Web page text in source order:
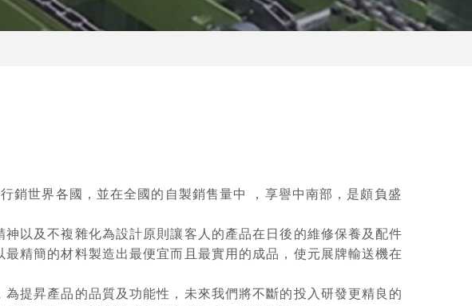
銷世界各國，並在全國的自製銷售量中 ，享譽中南部，是頗負盛
以及不複雜化為設計原則讓客人的產品在日後的維修保養及配件
精簡的材料製造出最便宜而且最實用的成品，使元展牌輸送機在
提昇產品的品質及功能性，未來我們將不斷的投入研發更精良的